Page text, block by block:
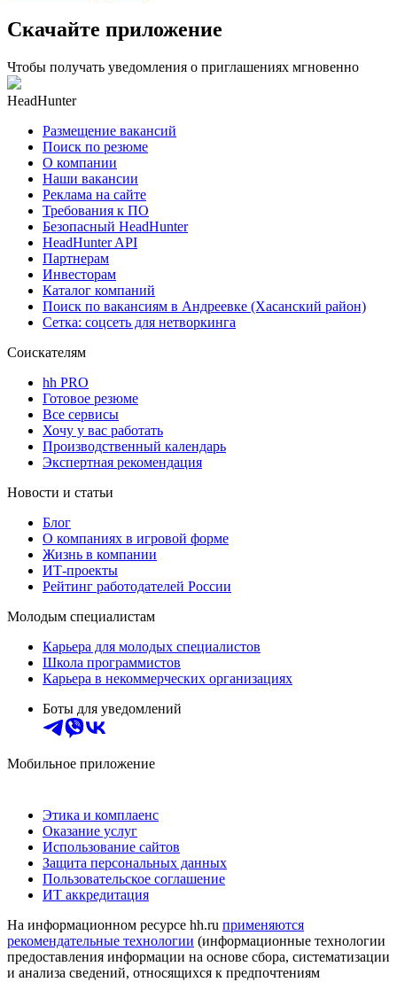
Скачайте приложение
Чтобы получать уведомления о приглашениях мгновенно
HeadHunter
Размещение вакансий
Поиск по резюме
О компании
Наши вакансии
Реклама на сайте
Требования к ПО
Безопасный HeadHunter
HeadHunter API
Партнерам
Инвесторам
Каталог компаний
Поиск по вакансиям в Андреевке (Хасанский район)
Сетка: соцсеть для нетворкинга
Соискателям
hh PRO
Готовое резюме
Все сервисы
Хочу у вас работать
Производственный календарь
Экспертная рекомендация
Новости и статьи
Блог
О компаниях в игровой форме
Жизнь в компании
ИТ-проекты
Рейтинг работодателей России
Молодым специалистам
Карьера для молодых специалистов
Школа программистов
Карьера в некоммерческих организациях
Боты для уведомлений
Мобильное приложение
Этика и комплаенс
Оказание услуг
Использование сайтов
Защита персональных данных
Пользовательское соглашение
ИТ аккредитация
На информационном ресурсе hh.ru применяются
рекомендательные технологии (информационные технологии
предоставления информации на основе сбора, систематизации
и анализа сведений, относящихся к предпочтениям